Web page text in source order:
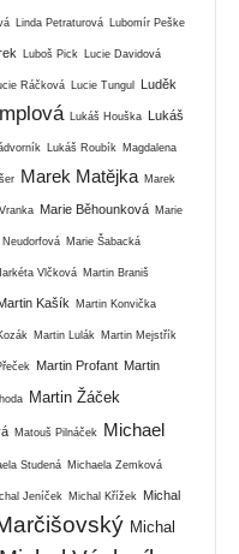
Linda Petraturová Lubomír Peške
Luboš Pick Lucie Davidová
Ráčková Lucie Tungul Luděk
Lukáš Houška Lukáš
Lukáš Roubík Magdalena
Marek Matějka Marek
Marie Běhounková Marie
Neudorfová Marie Šabacká
Vlčková Martin Braniš
Kašík Martin Konvička
Martin Lulák Martin Mejstřík
Martin Profant Martin
Martin Žáček
Matouš Pilnáček
Michael
Studená Michaela Zemková
Jeníček Michal Křížek Michal
Michal